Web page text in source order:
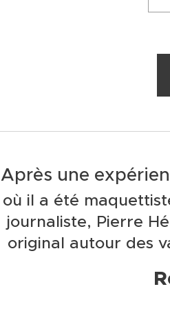
Après une
où il a été
journaliste, Pierre
original autour des